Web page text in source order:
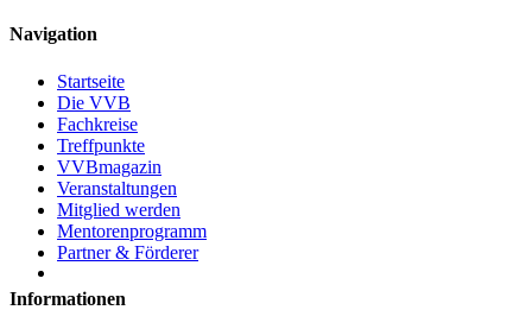
Navigation
Startseite
Die VVB
Fachkreise
Treffpunkte
VVBmagazin
Veranstaltungen
Mitglied werden
Mentorenprogramm
Partner & Förderer
Informationen